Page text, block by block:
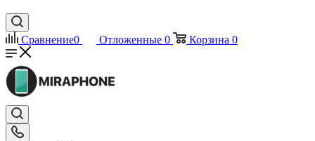
Сравнение0 Отложенные 0 Корзина 0